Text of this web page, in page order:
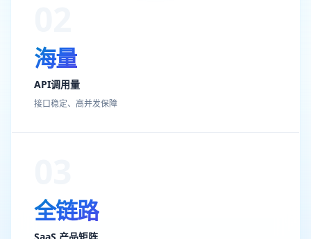
海量
API调用量
接口稳定、高并发保障
全链路